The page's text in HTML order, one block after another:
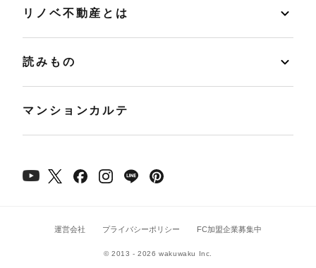
リノベ不動産とは
読みもの
マンションカルテ
© 2013 - 2026 wakuwaku Inc.
運営会社 プライバシーポリシー FC加盟企業募集中